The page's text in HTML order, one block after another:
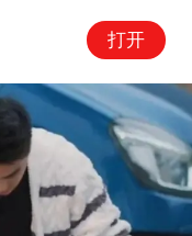
打开